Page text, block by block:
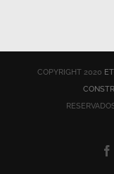
COPYRIGHT 2020